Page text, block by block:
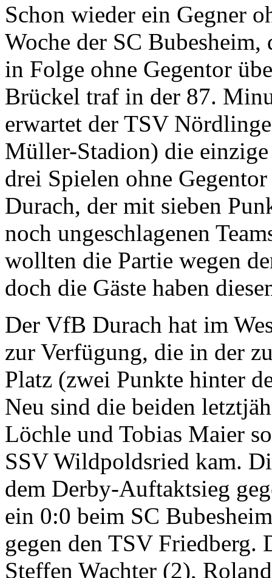
Schon wieder ein Gegner
Woche der SC
in Folge ohne Gegentor
Brückel traf in der 87.
erwartet der TSV
Müller-Stadion) die
drei Spielen ohne
Durach, der mit sieben
noch ungeschlagenen
wollten die Partie wegen
doch die Gäste haben
Der VfB Durach hat im
zur Verfügung, die in der
Platz (zwei Punkte hinter
Neu sind die beiden
Löchle und Tobias Maier
SSV Wildpoldsried kam.
dem Derby-Auftaktsieg
ein 0:0 beim SC
gegen den TSV Friedberg.
Steffen Wachter (2),